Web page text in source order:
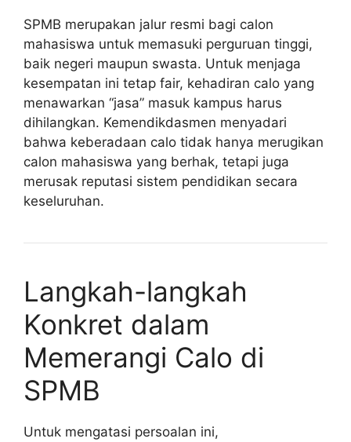
SPMB merupakan jalur resmi bagi calon
mahasiswa untuk memasuki perguruan tinggi,
baik negeri maupun swasta. Untuk menjaga
kesempatan ini tetap fair, kehadiran calo yang
menawarkan “jasa” masuk kampus harus
dihilangkan. Kemendikdasmen menyadari
bahwa keberadaan calo tidak hanya merugikan
calon mahasiswa yang berhak, tetapi juga
merusak reputasi sistem pendidikan secara
keseluruhan.
Langkah-langkah
Konkret dalam
Memerangi Calo di
SPMB
Untuk mengatasi persoalan ini,